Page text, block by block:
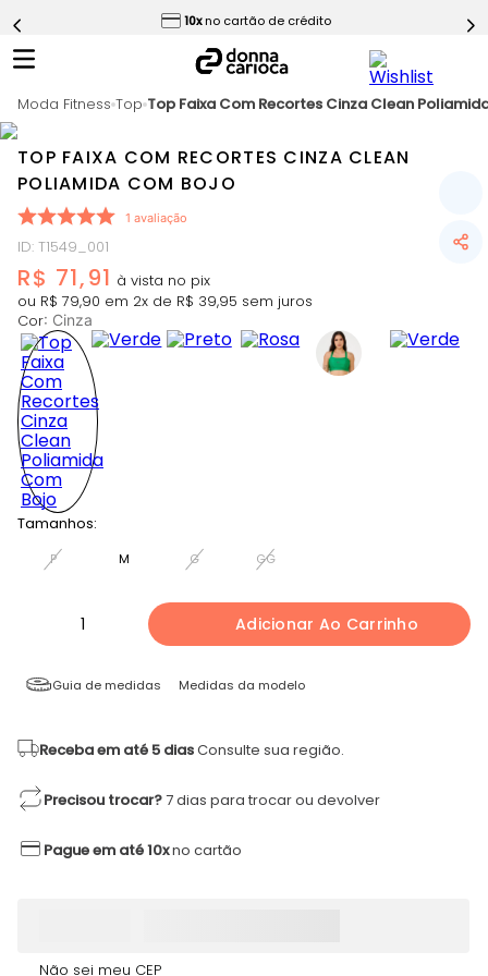
10x no cartão de crédito
Moda Fitness Top Top Faixa Com Recortes Cinza Clean
TOP FAIXA COM RECORTES CINZA CLEAN
POLIAMIDA COM BOJO
1 avaliação
ID: T1549_001
R$ 71,91
ou R$ 79,90 em 2x de R$ 39,95 sem juros
Cor: Cinza
Slide 1 of 10
Tamanhos:
P M G GG
1 Adicionar Ao Carrinho
Guia de medidas Medidas da modelo
Receba em até 5 diasConsulte sua região.
Precisou trocar?7 dias para trocar ou devolver
Pague em até 10xno cartão
Não sei meu CEP
7º Conjunto
9º Ultimate Rosa
10ºMacaquinho